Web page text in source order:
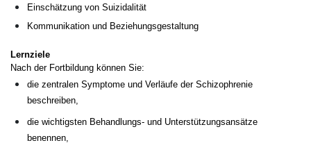
Einschätzung von Suizidalität
Kommunikation und Beziehungsgestaltung
Lernziele
Nach der Fortbildung können Sie:
die zentralen Symptome und Verläufe der Schizophrenie
beschreiben,
die wichtigsten Behandlungs- und Unterstützungsansätze
benennen,